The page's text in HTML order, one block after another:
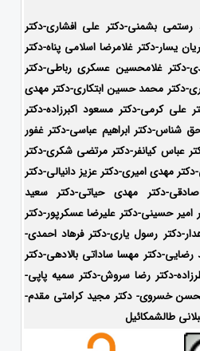
رستمی بشمنی-دکتر علی افشاری-دکتر
یسار-دکتر غلامرضا اسلامی پناه-دکتر
دکتر غلامحسین عسکری رباطی-دکتر
دکتر محمد حسین ابتکاری-دکتر مهدی
علی کرمی-دکتر مسعود اکبرزاده-دکتر
شناس-دکتر ابراهیم عباسی-دکتر غفور
عباس کیانفر-دکتر مرتضی شکری-دکتر
مهدی امیری-دکتر عزیز دانیالی-دکتر
دکتر مهدی حیاتی-دکتر سعید
حسینی-دکتر علیرضا عسکرپور-دکتر
دکتر رسول یاری-دکتر فرهاد احمدی-
دکتر مهسا ساداتی بالادهی-دکتر
دکتر رضا سروش-دکتر سمیه پاپی-
خسروی- دکتر مجید کرامتی مقدم-
طالشمکائیل